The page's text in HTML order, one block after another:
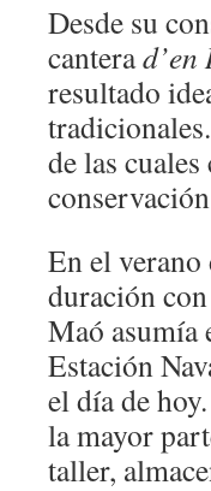
Desde su
canterad’en
resultado
de las
En el
duración
Maó asumía
Estación
el día de
la mayor
taller,